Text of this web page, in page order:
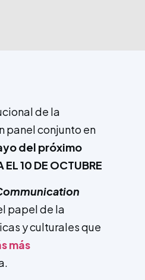
de la
panel conjunto en
del próximo
10 DE OCTUBRE
papel de la
y culturales que
más